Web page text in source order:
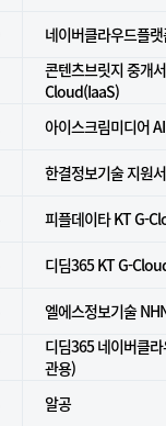
네이버클라우드플
콘텐츠브릿지 중개
Cloud(IaaS)
아이스크림미디어
한결정보기술 지원
피플데이타 KT G-
디딤365 KT G-
엘에스정보기술
디딤365 네이버클
관용)
알공